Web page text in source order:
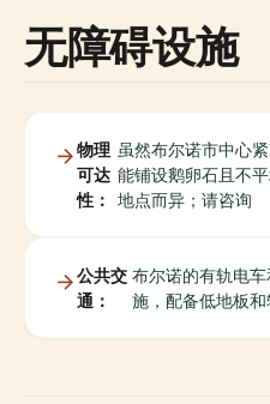
无障碍设施
物理
可达
性：
虽然布尔诺市中心
能铺设鹅卵石且不
地点而异；请咨询
公共交
通：
布尔诺的有轨电
施，配备低地板和